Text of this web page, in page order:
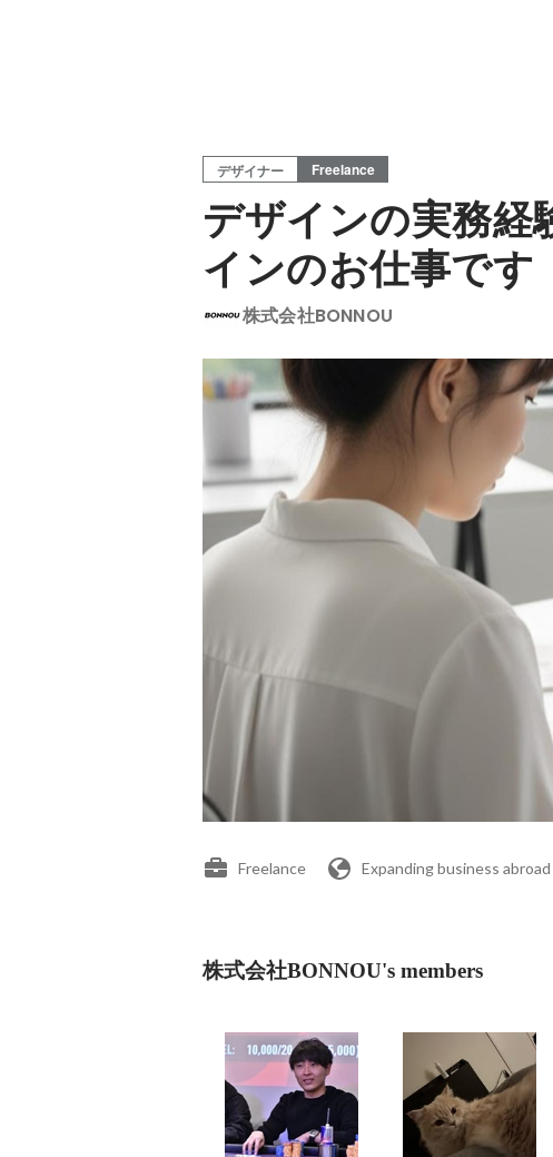
デザイナー Freelance
デザインの実務経
インのお仕事です
株式会社BONNOU
Freelance Expanding business abroad
株式会社BONNOU's members